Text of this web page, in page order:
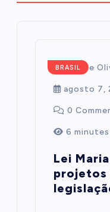
BRASIL
Mairim de
agosto 7,
0
6 minutes
Lei
projetos